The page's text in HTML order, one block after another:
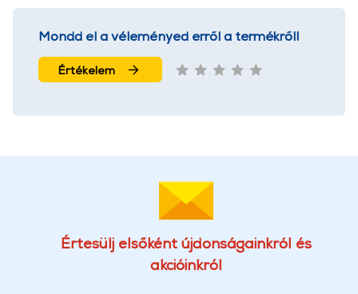
Mondd el a véleményed erről a termékről!
Értékelem
Értesülj elsőként újdonságainkról és
akcióinkról